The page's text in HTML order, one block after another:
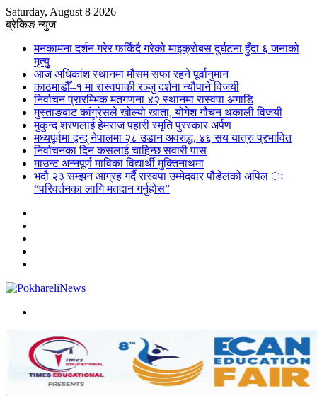
Saturday, August 8 2026
ब्रेकिङ न्युज
मनकामना दर्शन गरेर फर्किंदै गरेको माइक्रोबस दुर्घटना हुँदा ६ जनाको
मृत्युु
आज अधिकांश स्थानमा मौसम सफा रहने पूर्वानुमान
काठमाडौँ–१ मा रास्वपाकी रञ्जु दर्शना न्यौपाने विजयी
निर्वाचन प्रारम्भिक मतगणना ४२ स्थानमा रास्वपा अगाडि
मुस्ताङबाट कांग्रेसले खोल्यो खाता, योगेश गौचन थकाली विजयी
मुकुन्द शरणलाई हेमराज पहारी स्मृति पुरस्कार अर्पण
मध्यपूर्वमा द्वन्द् नेपालमा २८ उडान अवरुद्ध, ४६ सय यात्रु प्रभावित
निर्वाचनका दिन कसलाई चाहिन्छ सवारी पास
माउन्ट अन्नपूर्ण माविका विद्यार्थी मुक्तिनाथमा
भदौ २३ सम्झन आग्रह गर्दै रास्वपा उम्मेदवार पौडेलको अपिल ः
“परिवर्तनका लागि मतदान गर्नुहोस”